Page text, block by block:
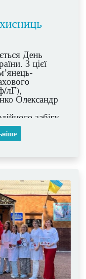
День
З цієї
лГ),
Олександр
забігу
на
2024 року.